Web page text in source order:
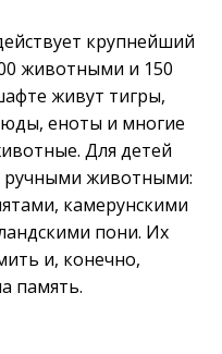
крупнейший
животными и 150
живут тигры,
еноты и многие
Для детей
ручными животными:
камерунскими
пони. Их
и, конечно,
память.